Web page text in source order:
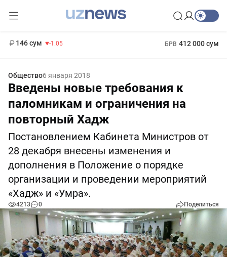
146 сум -1.05 БРВ 412 000 сум
Общество6 января 2018
Введены новые требования к
паломникам и ограничения на
повторный Хадж
Постановлением Кабинета Министров от
28 декабря внесены изменения и
дополнения в Положение о порядке
организации и проведении мероприятий
«Хадж» и «Умра».
4213 0 Поделиться